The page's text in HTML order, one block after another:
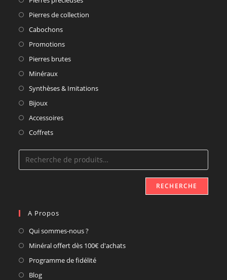
Pierres de collection
Cabochons
Promotions
Pierres brutes
Minéraux
Synthèses & Imitations
Bijoux
Accessoires
Coffrets
RECHERCHE
A Propos
Qui sommes-nous ?
Minéral offert dès 100€ d'achats
Programme de fidélité
Blog